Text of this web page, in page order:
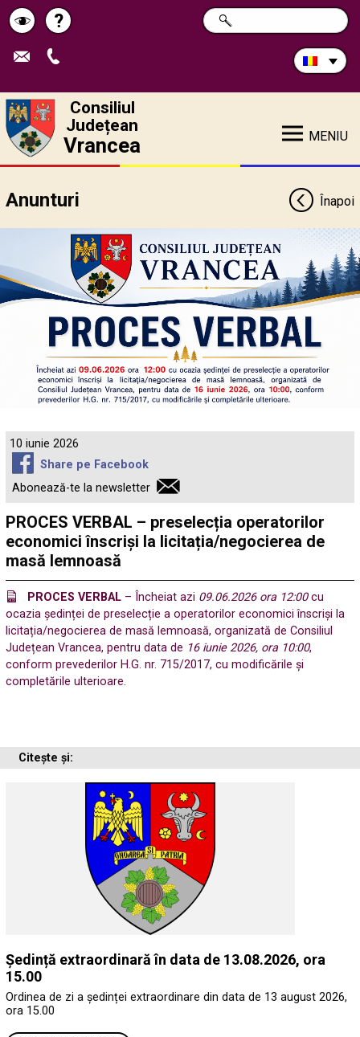
Schimbă
contrastul
Pagina
de
?
Caută
în
CAUTĂ
Consiliul
Județean
Vrancea MENIU
Anunturi Înapoi
10 iunie 2026
Share pe Facebook
Abonează-te la newsletter
PROCES VERBAL – preselecția operatorilor
economici înscriși la licitația/negocierea de
masă lemnoasă
PROCES VERBAL – Încheiat azi 09.06.2026 ora 12:00cu
ocazia ședinței de preselecție a operatorilor economici înscriși la
licitația/negocierea de masă lemnoasă, organizată de Consiliul
Județean Vrancea, pentru data de 16 iunie 2026, ora 10:00,
conform prevederilor H.G. nr. 715/2017, cu modificările și
completările ulterioare.
Citește și:
Ședință extraordinară în data de 13.08.2026, ora
15.00
Ordinea de zi a ședinței extraordinare din data de 13 august 2026,
ora 15.00